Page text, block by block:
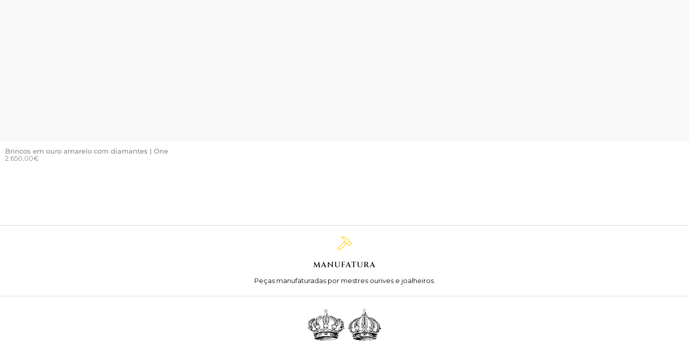
Brincos em ouro amarelo com diamantes | One
2.650,00€
MANUFATURA
Peças manufaturadas por mestres ourives e joalheiros.